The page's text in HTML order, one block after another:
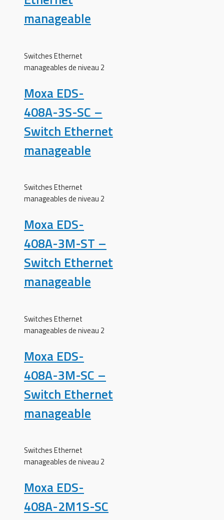
manageable
Switches Ethernet
manageables de niveau 2
Moxa EDS-
408A-3S-SC –
Switch Ethernet
manageable
Switches Ethernet
manageables de niveau 2
Moxa EDS-
408A-3M-ST –
Switch Ethernet
manageable
Switches Ethernet
manageables de niveau 2
Moxa EDS-
408A-3M-SC –
Switch Ethernet
manageable
Switches Ethernet
manageables de niveau 2
Moxa EDS-
408A-2M1S-SC